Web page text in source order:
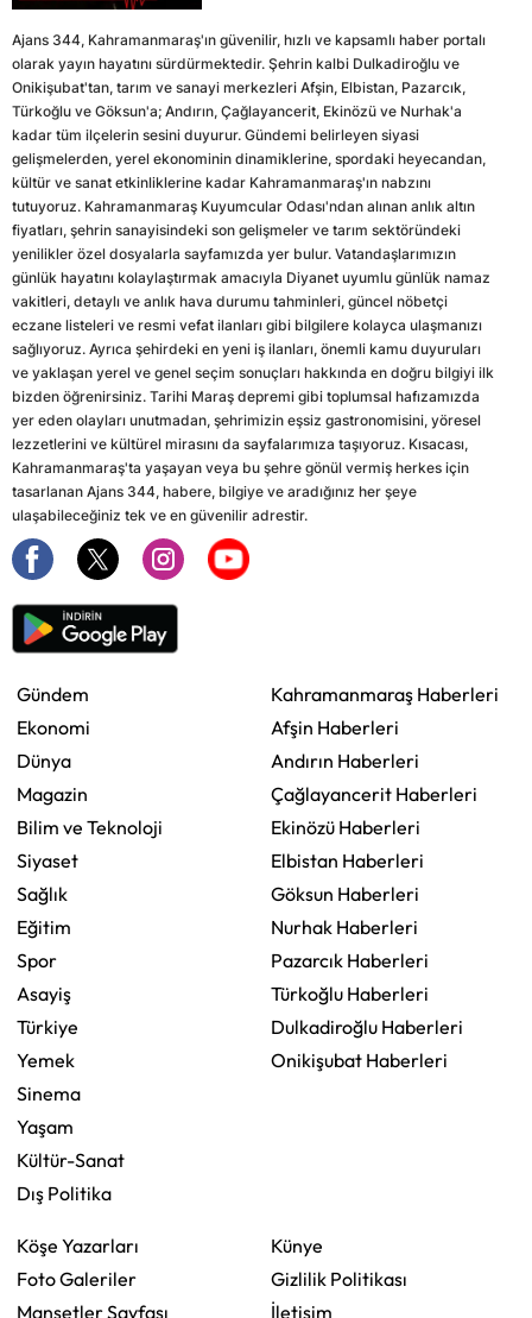
Ajans 344, Kahramanmaraş'ın güvenilir, hızlı ve kapsamlı haber portalı
olarak yayın hayatını sürdürmektedir. Şehrin kalbi Dulkadiroğlu ve
Onikişubat'tan, tarım ve sanayi merkezleri Afşin, Elbistan, Pazarcık,
Türkoğlu ve Göksun'a; Andırın, Çağlayancerit, Ekinözü ve Nurhak'a
kadar tüm ilçelerin sesini duyurur. Gündemi belirleyen siyasi
gelişmelerden, yerel ekonominin dinamiklerine, spordaki heyecandan,
kültür ve sanat etkinliklerine kadar Kahramanmaraş'ın nabzını
tutuyoruz. Kahramanmaraş Kuyumcular Odası'ndan alınan anlık altın
fiyatları, şehrin sanayisindeki son gelişmeler ve tarım sektöründeki
yenilikler özel dosyalarla sayfamızda yer bulur. Vatandaşlarımızın
günlük hayatını kolaylaştırmak amacıyla Diyanet uyumlu günlük namaz
vakitleri, detaylı ve anlık hava durumu tahminleri, güncel nöbetçi
eczane listeleri ve resmi vefat ilanları gibi bilgilere kolayca ulaşmanızı
sağlıyoruz. Ayrıca şehirdeki en yeni iş ilanları, önemli kamu duyuruları
ve yaklaşan yerel ve genel seçim sonuçları hakkında en doğru bilgiyi ilk
bizden öğrenirsiniz. Tarihi Maraş depremi gibi toplumsal hafızamızda
yer eden olayları unutmadan, şehrimizin eşsiz gastronomisini, yöresel
lezzetlerini ve kültürel mirasını da sayfalarımıza taşıyoruz. Kısacası,
Kahramanmaraş'ta yaşayan veya bu şehre gönül vermiş herkes için
tasarlanan Ajans 344, habere, bilgiye ve aradığınız her şeye
ulaşabileceğiniz tek ve en güvenilir adrestir.
Gündem
Ekonomi
Dünya
Magazin
Bilim ve Teknoloji
Siyaset
Sağlık
Eğitim
Spor
Asayiş
Türkiye
Yemek
Sinema
Yaşam
Kültür-Sanat
Dış Politika
Kahramanmaraş Haberleri
Afşin Haberleri
Andırın Haberleri
Çağlayancerit Haberleri
Ekinözü Haberleri
Elbistan Haberleri
Göksun Haberleri
Nurhak Haberleri
Pazarcık Haberleri
Türkoğlu Haberleri
Dulkadiroğlu Haberleri
Onikişubat Haberleri
Köşe Yazarları
Foto Galeriler
Manşetler Sayfası
Künye
Gizlilik Politikası
İletişim